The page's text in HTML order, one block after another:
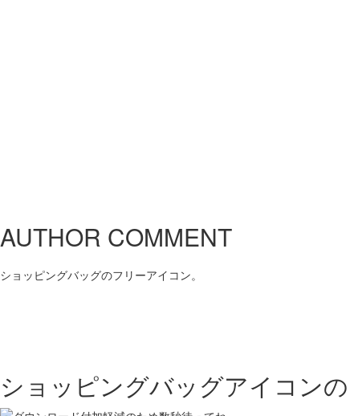
AUTHOR COMMENT
ショッピングバッグのフリーアイコン。
ショッピングバッグアイコンの